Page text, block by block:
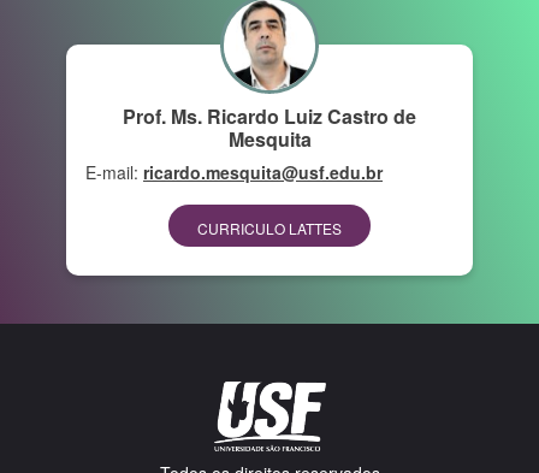
Prof. Ms. Ricardo Luiz Castro de
Mesquita
E-mail: ricardo.mesquita@usf.edu.br
CURRICULO LATTES